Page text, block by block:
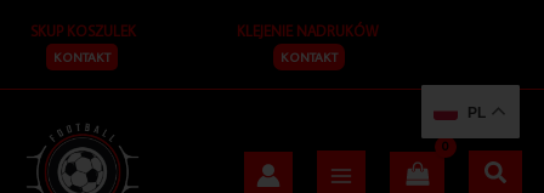
treści
SKUP KOSZULEK
KONTAKT
KLEJENIE NADRUKÓW
KONTAKT
PL